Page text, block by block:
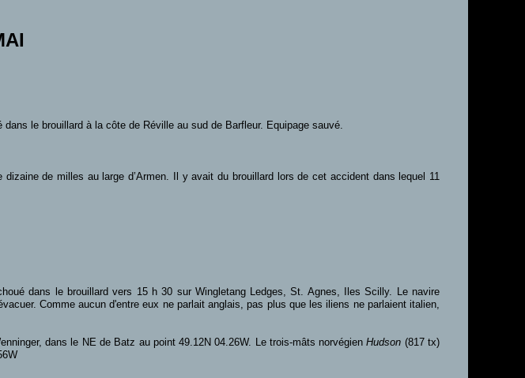
le brouillard à la côte de Réville au sud de Barfleur. Equipage sauvé.
de milles au large d’Armen. Il y avait du brouillard lors de cet accident dans lequel 11
dans le brouillard vers 15 h 30 sur Wingletang Ledges, St. Agnes, Iles Scilly. Le navire
Comme aucun d'entre eux ne parlait anglais, pas plus que les iliens ne parlaient italien,
dans le NE de Batz au point 49.12N 04.26W. Le trois-mâts norvégienHudson (817 tx)